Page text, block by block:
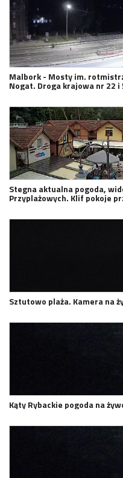
Malbork - Mosty im.
Nogat. Droga krajowa nr 22 i
Stegna aktualna pogoda,
Przyplażowych. Klif pokoje
Sztutowo plaża. Kamera na
Kąty Rybackie pogoda na